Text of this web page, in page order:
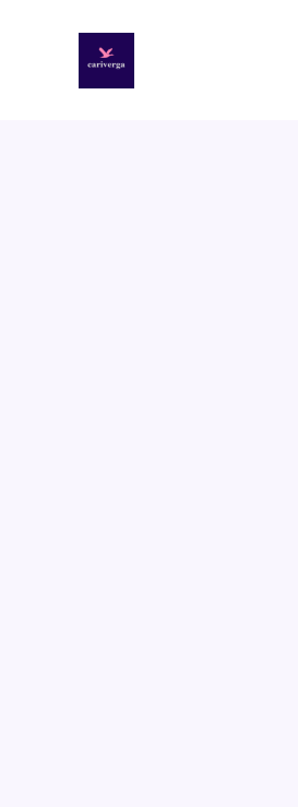
содержимому